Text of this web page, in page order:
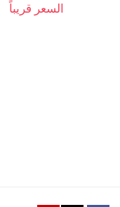
السعر قريباً